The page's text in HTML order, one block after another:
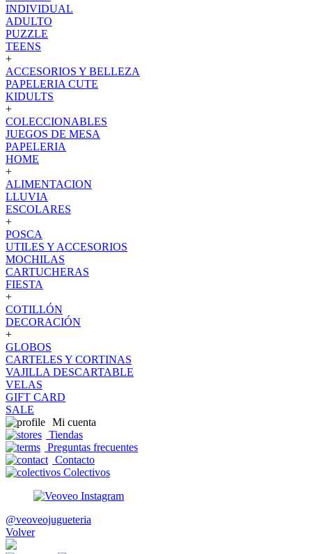
INDIVIDUAL
ADULTO
PUZZLE
TEENS
+
ACCESORIOS Y BELLEZA
PAPELERIA CUTE
KIDULTS
+
COLECCIONABLES
JUEGOS DE MESA
PAPELERIA
HOME
+
ALIMENTACION
LLUVIA
ESCOLARES
+
POSCA
UTILES Y ACCESORIOS
MOCHILAS
CARTUCHERAS
FIESTA
+
COTILLÓN
DECORACIÓN
+
GLOBOS
CARTELES Y CORTINAS
VAJILLA DESCARTABLE
VELAS
GIFT CARD
SALE
Mi cuenta
Tiendas
Preguntas frecuentes
Contacto
Colectivos
@veoveojugueteria
Volver